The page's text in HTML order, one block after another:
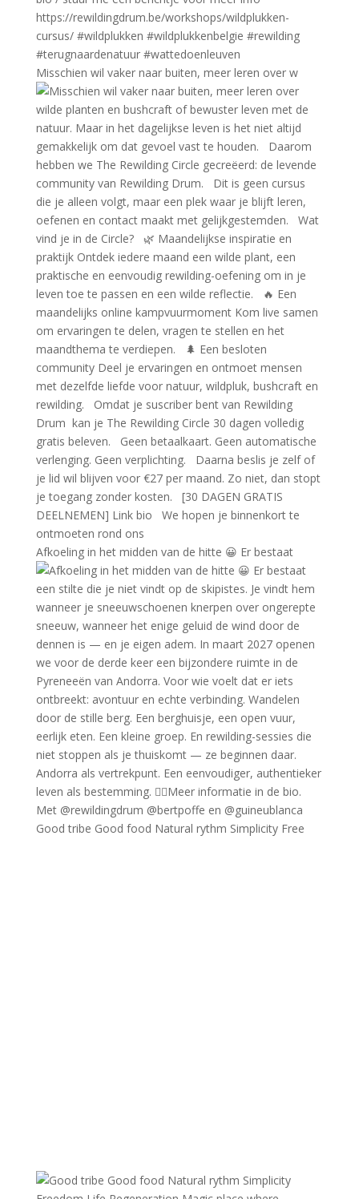
Misschien wil vaker naar buiten, meer leren over w
Afkoeling in het midden van de hitte 😀 Er bestaat
Good tribe Good food Natural rythm Simplicity Free